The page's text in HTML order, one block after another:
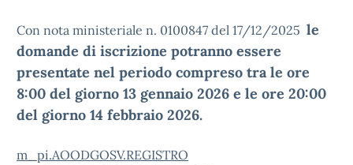
Con nota ministeriale n. 0100847 del 17/12/2025 le
domande di iscrizione potranno essere
presentate nel periodo compreso tra le ore
8:00 del giorno 13 gennaio 2026 e le ore 20:00
del giorno 14 febbraio 2026.
m_pi.AOODGOSV.REGISTRO